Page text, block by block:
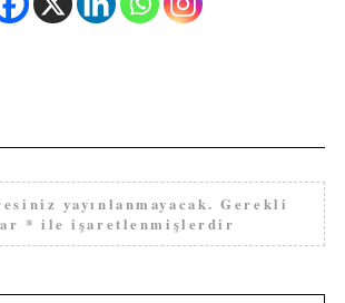
yayınlanmayacak. Gerekli
* ile işaretlenmişlerdir